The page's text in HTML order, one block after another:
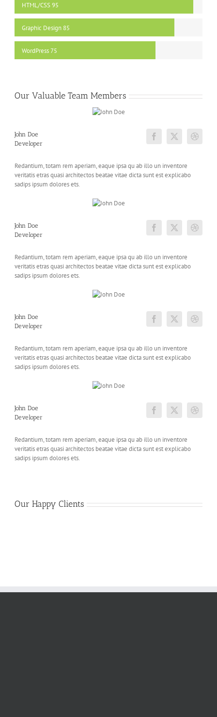
HTML/CSS95
Graphic Design 85
WordPress75
Our Valuable Team Members
John Doe
Developer
Redantium, totam rem aperiam, eaque ipsa qu ab illo un inventore
veritatis etras quasi architectos beatae vitae dicta sunt est explicabo
sadips ipsum dolores ets.
John Doe
Developer
Redantium, totam rem aperiam, eaque ipsa qu ab illo un inventore
veritatis etras quasi architectos beatae vitae dicta sunt est explicabo
sadips ipsum dolores ets.
John Doe
Developer
Redantium, totam rem aperiam, eaque ipsa qu ab illo un inventore
veritatis etras quasi architectos beatae vitae dicta sunt est explicabo
sadips ipsum dolores ets.
John Doe
Developer
Redantium, totam rem aperiam, eaque ipsa qu ab illo un inventore
veritatis etras quasi architectos beatae vitae dicta sunt est explicabo
sadips ipsum dolores ets.
Our Happy Clients